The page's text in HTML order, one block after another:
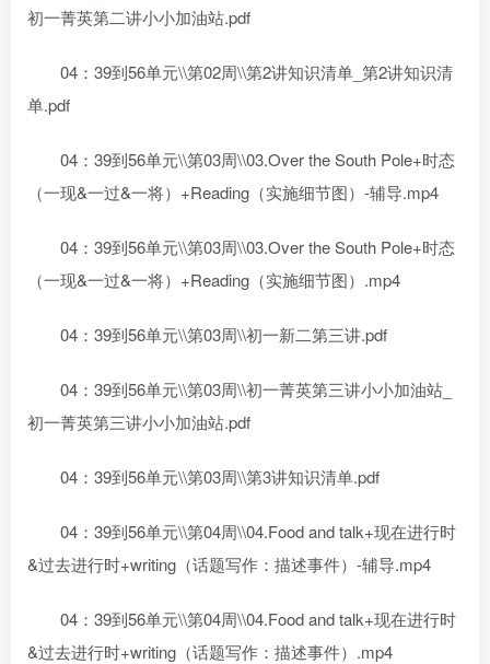
初一菁英第二讲小小加油站.pdf
04：39到56单元\\第02周\\第2讲知识清单_第2讲知识清
单.pdf
04：39到56单元\\第03周\\03.Over the South Pole+时态
（一现&一过&一将）+Reading（实施细节图）-辅导.mp4
04：39到56单元\\第03周\\03.Over the South Pole+时态
（一现&一过&一将）+Reading（实施细节图）.mp4
04：39到56单元\\第03周\\初一新二第三讲.pdf
04：39到56单元\\第03周\\初一菁英第三讲小小加油站_
初一菁英第三讲小小加油站.pdf
04：39到56单元\\第03周\\第3讲知识清单.pdf
04：39到56单元\\第04周\\04.Food and talk+现在进行时
&过去进行时+writing（话题写作：描述事件）-辅导.mp4
04：39到56单元\\第04周\\04.Food and talk+现在进行时
&过去进行时+writing（话题写作：描述事件）.mp4